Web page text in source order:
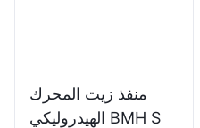
منفذ زيت المحرك
الهيدروليكي BMH S